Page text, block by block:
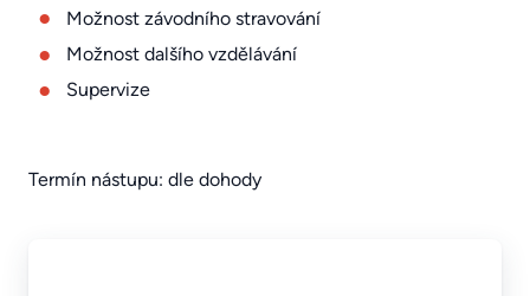
Možnost závodního stravování
Možnost dalšího vzdělávání
Supervize
Termín nástupu: dle dohody